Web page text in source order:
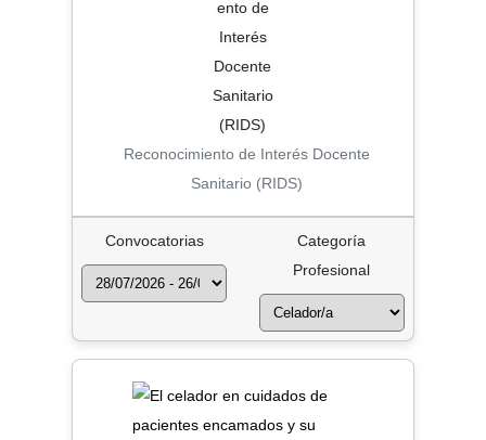
Reconocimiento de Interés Docente
Sanitario (RIDS)
Convocatorias
Categoría
Profesional